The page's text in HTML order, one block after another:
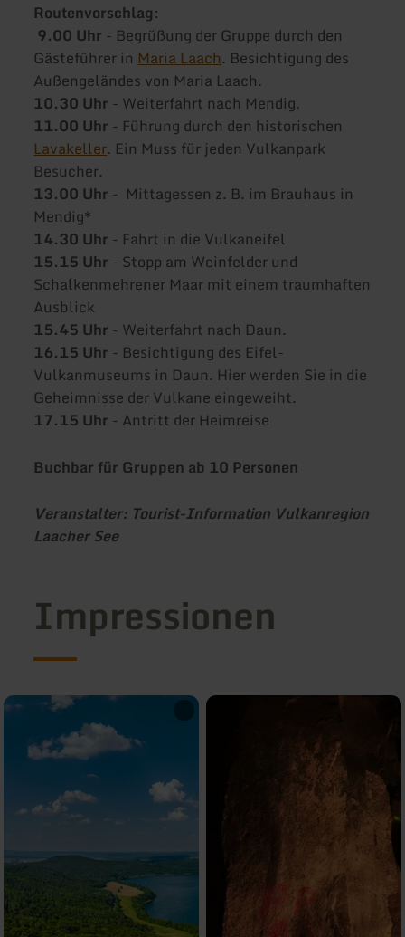
Routenvorschlag:
9.00 Uhr - Begrüßung der Gruppe durch den
Gästeführer inMaria Laach. Besichtigung des
Außengeländes von Maria Laach.
10.30 Uhr - Weiterfahrt nach Mendig.
11.00 Uhr - Führung durch den historischen
Lavakeller. Ein Muss für jeden Vulkanpark
Besucher.
13.00 Uhr - Mittagessen z. B. im Brauhaus in
Mendig*
14.30 Uhr - Fahrt in die Vulkaneifel
15.15 Uhr - Stopp am Weinfelder und
Schalkenmehrener Maar mit einem traumhaften
Ausblick
15.45 Uhr - Weiterfahrt nach Daun.
16.15 Uhr - Besichtigung des Eifel-
Vulkanmuseums in Daun. Hier werden Sie in die
Geheimnisse der Vulkane eingeweiht.
17.15 Uhr - Antritt der Heimreise
Buchbar für Gruppen ab 10 Personen
Veranstalter: Tourist-Information Vulkanregion
Laacher See
Impressionen